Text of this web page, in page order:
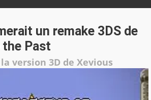
un remake 3DS de
Past
version 3D de Xevious